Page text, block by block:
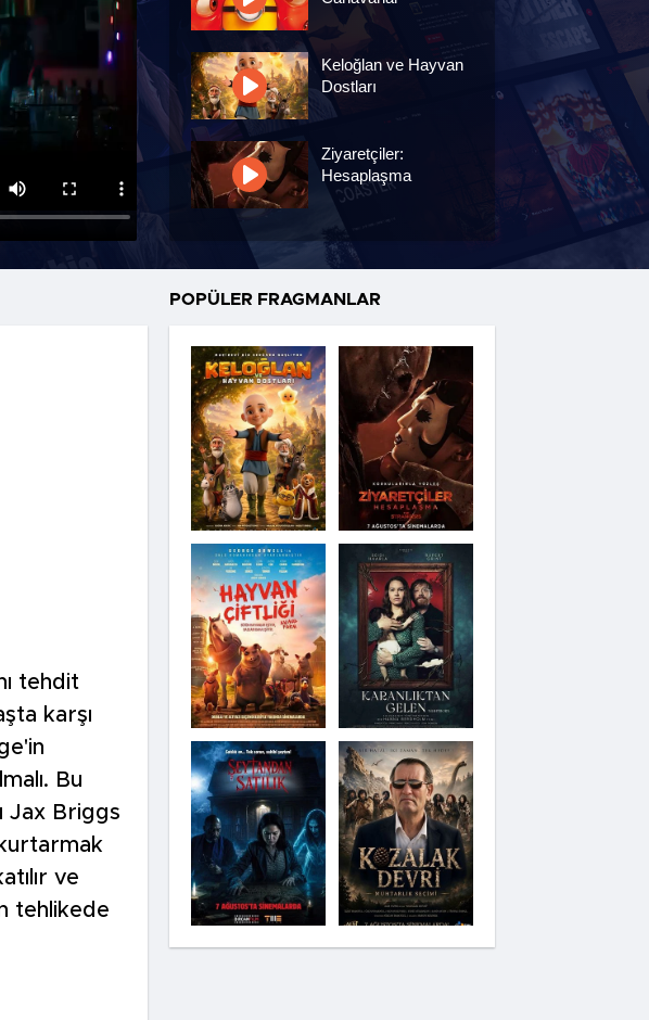
Keloğlan ve Hayvan
Dostları
Ziyaretçiler:
Hesaplaşma
Nasreddin Hoca:
Zaman Yolcusu 4
Hayvan Çiftliği
Karanlıktan Gelen
Şeytandan Satılık
Moana
Kozalak Devri
tehdit
karşı
Bu
Jax Briggs
ve
tehlikede
POPÜLER FRAGMANLAR